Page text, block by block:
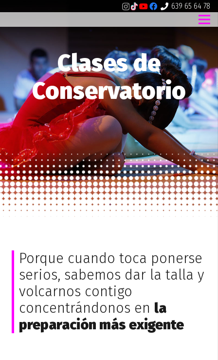
639 65 64 78
Clases de
Conservatorio
Porque cuando toca ponerse
serios, sabemos dar la talla y
volcarnos contigo
concentrándonos en la
preparación más exigente